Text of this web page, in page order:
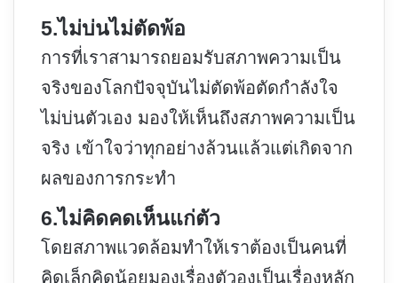
5.ไม่บ่นไม่ตัดพ้อ
การที่เราสามารถยอมรับสภาพความเป็น
จริงของโลกปัจจุบันไม่ตัดพ้อตัดกำลังใจ
ไม่บ่นตัวเอง มองให้เห็นถึงสภาพความเป็น
จริง เข้าใจว่าทุกอย่างล้วนแล้วแต่เกิดจาก
ผลของการกระทำ
6.ไม่คิดคดเห็นแก่ตัว
โดยสภาพแวดล้อมทำให้เราต้องเป็นคนที่
คิดเล็กคิดน้อยมองเรื่องตัวองเป็นเรื่องหลัก